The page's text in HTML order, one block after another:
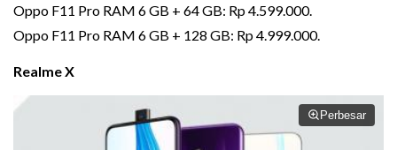
Oppo F11 Pro RAM 6 GB + 64 GB: Rp 4.599.000.
Oppo F11 Pro RAM 6 GB + 128 GB: Rp 4.999.000.
Realme X
Perbesar